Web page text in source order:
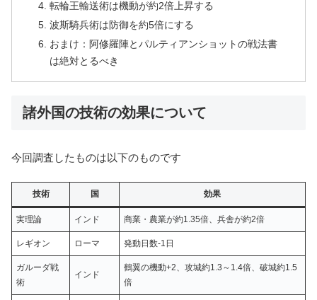
転輪王輸送術は機動が約2倍上昇する
波斯騎兵術は防御を約5倍にする
おまけ：阿修羅陣とパルティアンショットの戦法書
は絶対とるべき
諸外国の技術の効果について
今回調査したものは以下のものです
技術 国 効果
実理論 インド 商業・農業が約1.35倍、兵舎が約2倍
レギオン ローマ 発動日数-1日
ガルーダ戦
術
インド
鶴翼の機動+2、攻城約1.3～1.4倍、破城約1.5
倍